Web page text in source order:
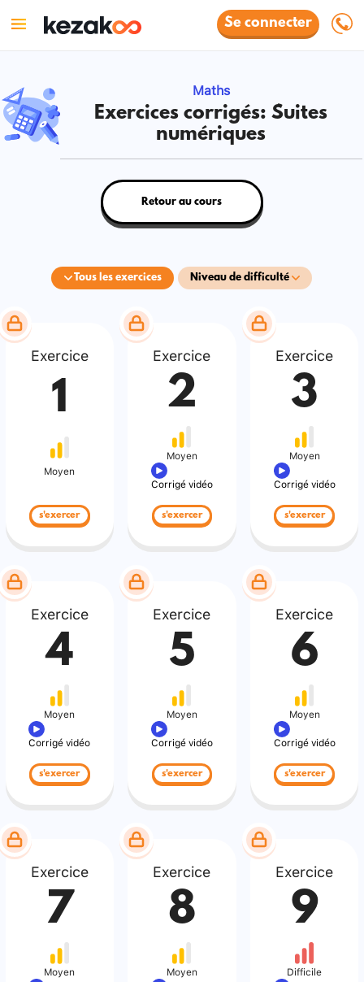
Se connecter
Maths
Exercices corrigés: Suites
numériques
Tous les exercices Niveau de difficulté
Retour au cours
Exercice
1
Moyen
s'exercer
Exercice
2
Moyen
Corrigé vidéo
s'exercer
Exercice
3
Moyen
Corrigé vidéo
s'exercer
Exercice
4
Moyen
Corrigé vidéo
s'exercer
Exercice
5
Moyen
Corrigé vidéo
s'exercer
Exercice
6
Moyen
Corrigé vidéo
s'exercer
Exercice
7
Moyen
Exercice
8
Moyen
Exercice
9
Difficile